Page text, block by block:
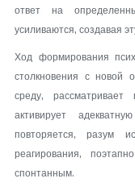
ответ на
усиливаются, создавая
Ход формирования
столкновения с новой
среду,
активирует
повторяется, разум
реагирования,
спонтанным.